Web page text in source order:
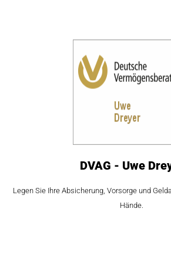
DVAG - Uwe
Legen Sie Ihre Absicherung, Vorsorge und
Hände.